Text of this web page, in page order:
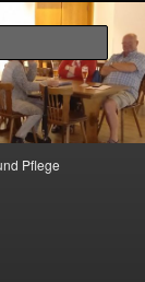
wp-
Pflege